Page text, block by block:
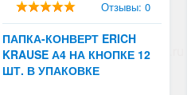
Отзывы: 0
ПАПКА-КОНВЕРТ ERICH
KRAUSE А4 НА КНОПКЕ 12
ШТ. В УПАКОВКЕ